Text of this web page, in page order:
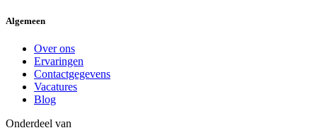
Algemeen
Over ons
Ervaringen
Contactgegevens
Vacatures
Blog
Onderdeel van